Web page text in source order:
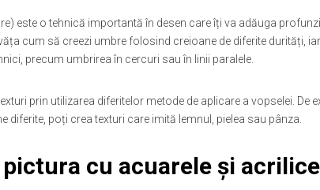
este o tehnică importantă în desen care îți va adăuga
cum să creezi umbre folosind creioane de diferite durități,
precum umbrirea în cercuri sau în linii paralele.
prin utilizarea diferitelor metode de aplicare a vopselei. De
diferite, poți crea texturi care imită lemnul, pielea sau pânza.
pictura cu acuarele și acrilice